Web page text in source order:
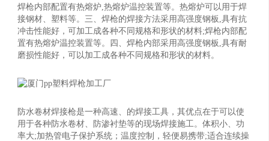
焊枪内部配置有热熔炉,热熔炉温控装置等。热熔炉可以用于焊
接钢材、塑料等。三、焊枪的焊接方法采用高强度钢板,具有抗
冲击性能好，可加工成各种不同规格和形状的材料;焊枪内部配
置有热熔炉温控装置等。四、焊枪内部采用高强度钢板,具有耐
磨损性能好，可以加工成各种不同规格和形状的材料。
防水卷材焊接枪是一种高速、的焊接工具，其优点在于可以使
用于各种防水卷材、防渗衬垫等的现场焊接施工。体积小、功
率大;加热管电子保护系统；温度控制，轻便易携带;适合连续操